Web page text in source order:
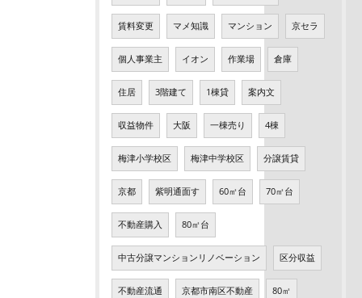
賃料変更 マメ知識 マンション 京セラ
個人事業主 イオン 作業場 倉庫
住居 3階建て 1棟貸 案内文
収益物件 大阪 一棟売り 4棟
梅津小学校区 梅津中学校区 分譲賃貸
京都 紫明通面す 60㎡台 70㎡台
不動産購入 80㎡台
中古分譲マンションリノベーション 区分収益
不動産流通 京都市南区不動産 80㎡